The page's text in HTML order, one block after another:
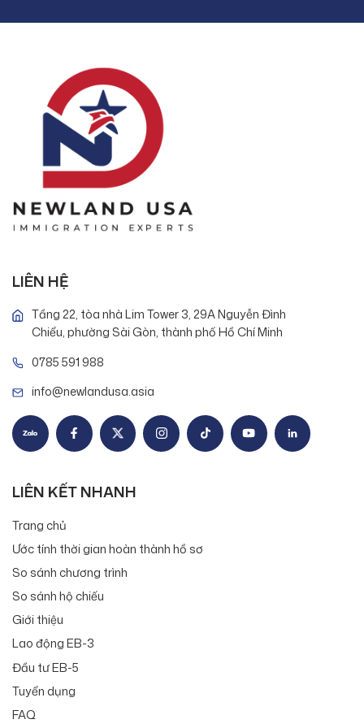
LIÊN HỆ
Tầng 22, tòa nhà Lim Tower 3, 29A Nguyễn Đình
Chiểu, phường Sài Gòn, thành phố Hồ Chí Minh
0785 591 988
info@newlandusa.asia
LIÊN KẾT NHANH
Trang chủ
Ước tính thời gian hoàn thành hồ sơ
So sánh chương trình
So sánh hộ chiếu
Giới thiệu
Lao động EB-3
Đầu tư EB-5
Tuyển dụng
FAQ